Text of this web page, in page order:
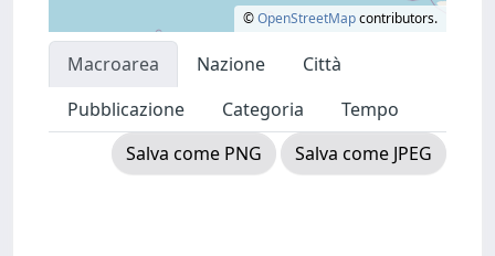
©OpenStreetMapcontributors.
Macroarea Nazione
Città
Pubblicazione
Categoria
Tempo
Salva come PNG
Salva come JPEG